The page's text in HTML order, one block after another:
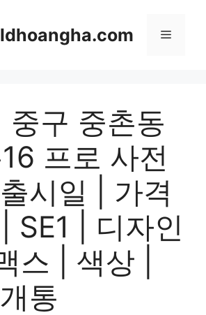
메
중구 중촌동
프로 사전
시일 | 가격
| SE1 | 디자인
스 | 색상 |
통